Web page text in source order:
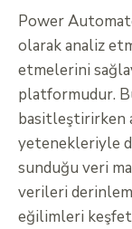
Power
olarak analiz
etmelerini
platformudur.
basitleştirirken
yetenekleriyle
sunduğu veri
verileri
eğilimleri